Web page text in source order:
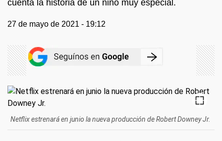
cuenta la historia de un niño muy especial.
27 de mayo de 2021 - 19:12
Netflix estrenará en junio la nueva producción de Robert Downey Jr.